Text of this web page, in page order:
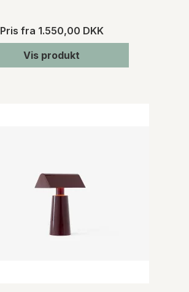
Pris fra 1.550,00 DKK
Vis produkt